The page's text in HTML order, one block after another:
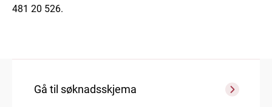
481 20 526.
Gå til søknadsskjema